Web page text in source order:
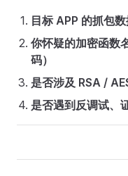
目标 APP 的抓包
你怀疑的加密函数
码）
是否涉及 RSA /
是否遇到反调试、